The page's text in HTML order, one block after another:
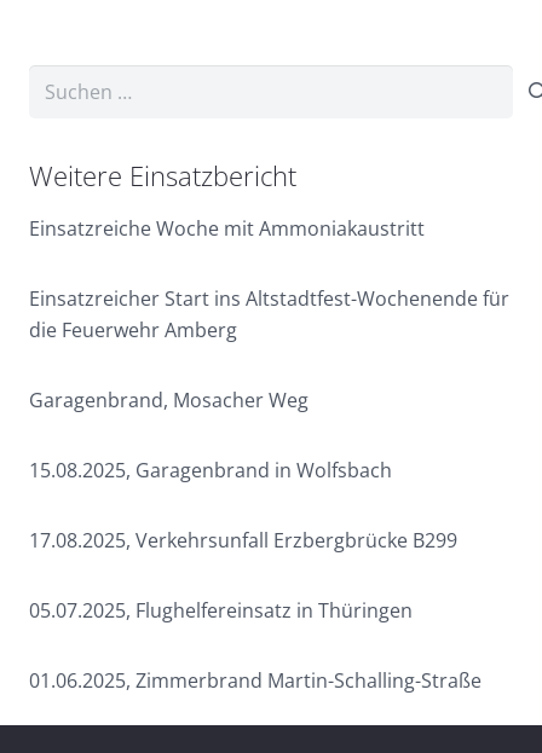
Suchen
Weitere Einsatzbericht
Einsatzreiche Woche mit Ammoniakaustritt
Einsatzreicher Start ins Altstadtfest-Wochenende für
die Feuerwehr Amberg
Garagenbrand, Mosacher Weg
15.08.2025, Garagenbrand in Wolfsbach
17.08.2025, Verkehrsunfall Erzbergbrücke B299
05.07.2025, Flughelfereinsatz in Thüringen
01.06.2025, Zimmerbrand Martin-Schalling-Straße